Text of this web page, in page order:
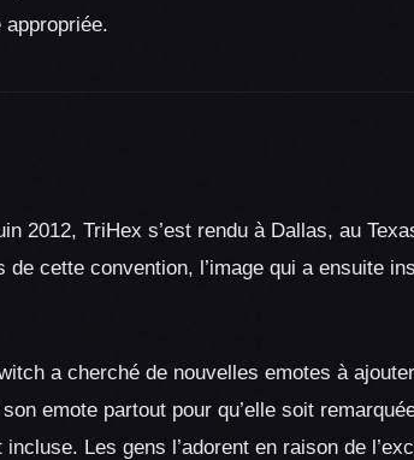
2012, TriHex s’est rendu à Dallas, au
cette convention, l’image qui a ensuite
a cherché de nouvelles emotes à
emote partout pour qu’elle soit
Les gens l’adorent en raison de